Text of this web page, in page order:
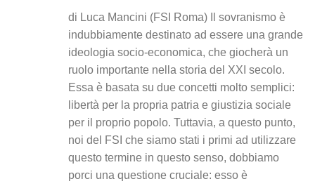
di Luca Mancini (FSI Roma) Il sovranismo è
indubbiamente destinato ad essere una grande
ideologia socio-economica, che giocherà un
ruolo importante nella storia del XXI secolo.
Essa è basata su due concetti molto semplici:
libertà per la propria patria e giustizia sociale
per il proprio popolo. Tuttavia, a questo punto,
noi del FSI che siamo stati i primi ad utilizzare
questo termine in questo senso, dobbiamo
porci una questione cruciale: esso è